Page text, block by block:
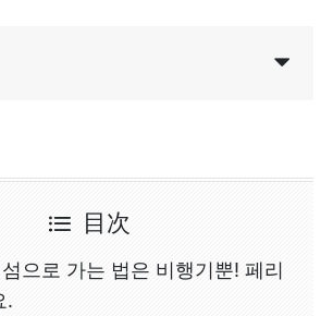
에서 다음 목적지로 가는 법
의 관광에 렌터카는 필요할까?
의 풍부한 자연과 문화를 즐겨보
目次
으로 가는 법은 비행기뿐! 페리
.